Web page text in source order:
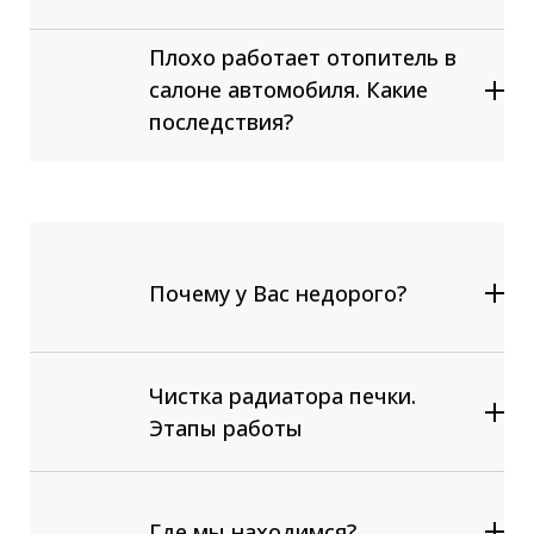
Ремонт / Замена радиатора печки
Замена любых компонентов
системы охлаждения и отопления:
Плохо работает отопитель в
салоне автомобиля. Какие
последствия?
Почему у Вас недорого?
Чистка радиатора печки.
Этапы работы